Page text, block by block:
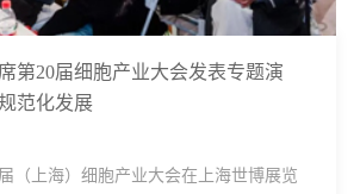
第20届细胞产业大会发表专题演
范化发展
（上海）细胞产业大会在上海世博展览